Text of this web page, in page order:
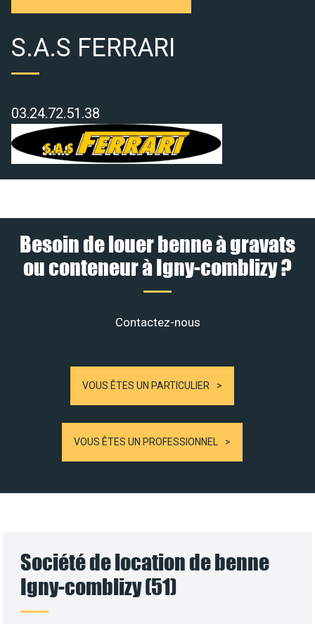
S.A.S FERRARI
03.24.72.51.38
Besoin de louer benne à gravats
ou conteneur à Igny-comblizy ?
Contactez-nous
VOUS ÊTES UN PARTICULIER
VOUS ÊTES UN PROFESSIONNEL
Société de location de benne
Igny-comblizy (51)